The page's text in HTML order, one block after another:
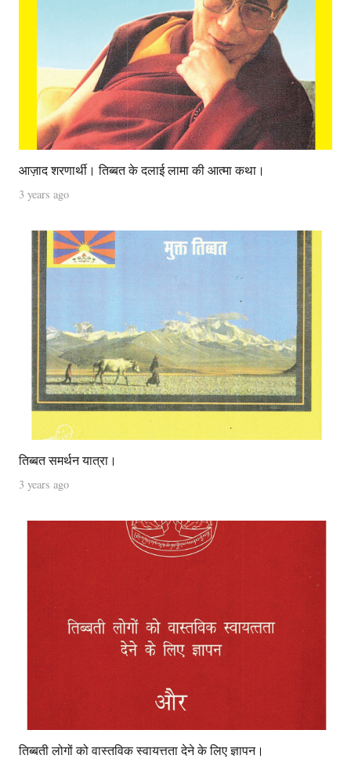
आज़ाद शरणार्थी। तिब्बत के दलाई लामा की आत्मा कथा।
3 years ago
तिब्बत समर्थन यात्रा।
3 years ago
तिब्बती लोगों को वास्तविक स्वायत्तता देने के लिए ज्ञापन।